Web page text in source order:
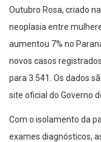
Outubro Rosa, criado
neoplasia entre
aumentou 7% no
novos casos
para 3.541. Os dados
site oficial do Governo
Com o isolamento da
exames diagnósticos,